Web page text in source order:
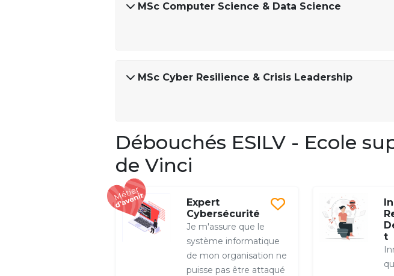
MSc Computer Science & Data Science
MSc Cyber Resilience & Crisis Leadership
Débouchés ESILV - Ecole
de Vinci
Expert
Cybersécurité
Je m'assure que le
système informatique
de mon organisation ne
puisse pas être attaqué
t